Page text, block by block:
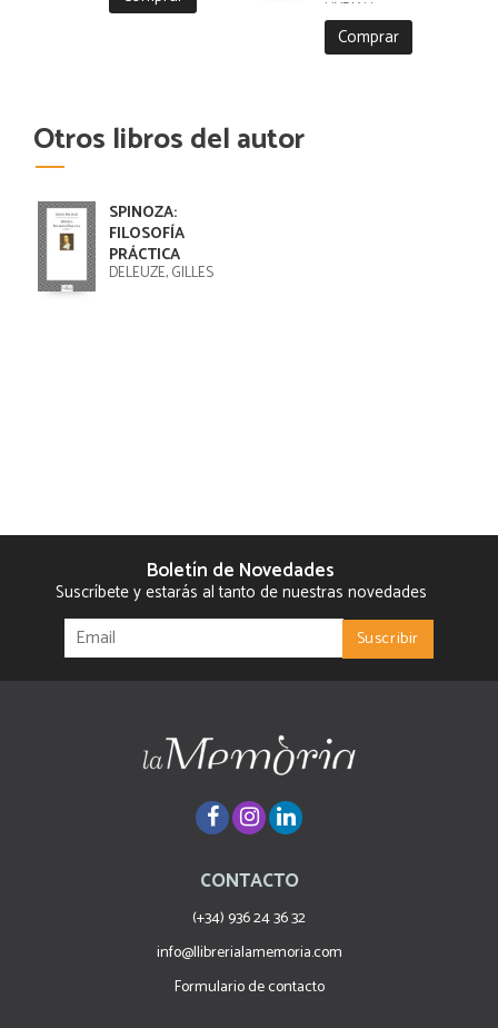
MYRIAM
Comprar
Otros libros del autor
SPINOZA:
FILOSOFÍA
PRÁCTICA
DELEUZE, GILLES
Boletín de Novedades
Suscríbete y estarás al tanto de nuestras novedades
CONTACTO
(+34) 936 24 36 32
info@llibrerialamemoria.com
Formulario de contacto